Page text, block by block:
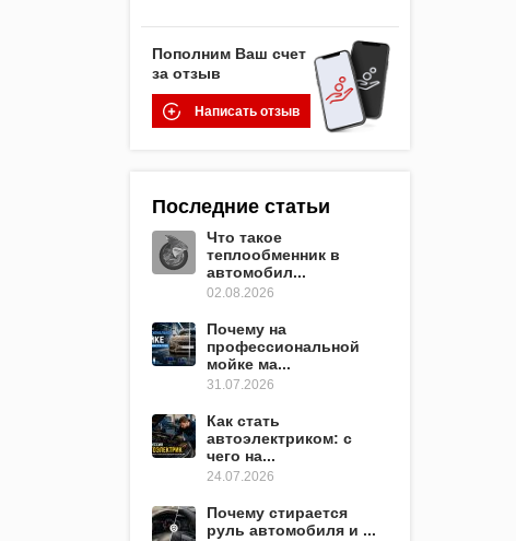
Пополним Ваш счет
за отзыв
Написать отзыв
Последние статьи
Что такое
теплообменник в
автомобил...
02.08.2026
Почему на
профессиональной
мойке ма...
31.07.2026
Как стать
автоэлектриком: с
чего на...
24.07.2026
Почему стирается
руль автомобиля и ...